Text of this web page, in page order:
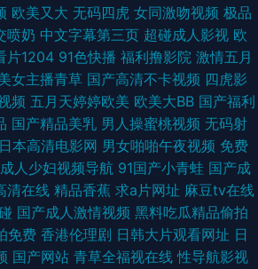
线思瑞影院 丝袜视频网站91 欧美成人性爱综合 国
女小视频 亚洲AV久久无码精品蜜桃 人人干人人操
精品免费一区二 成人韩国在线看A 在线免费成人
精品 狼人色大香蕉 国产后入 飘花电影网午夜在线
免费视频日本一区二区 日韩午夜电影 另类亚洲色
吃鸡rap小姐姐 69热网站链接 午夜无码影院 欧洲
欧美又大 无码四虎 女同激吻视频 极品
喷奶 中文字幕第三页 超碰成人影视 欧
片1204 91色快播 福利撸影院 激情五月
女主播青草 国产高清不卡视频 四虎影
频 五月天婷婷欧美 欧美大BB 国产福利
国产精品美乳 男人操蜜桃视频 无码射
日本高清电影网 男女啪啪午夜视频 免费
成人少妇视频导航 91国产小青蛙 国产成
清在线 精品香蕉 求a片网址 麻豆tv在线
国产成人激情视频 黑料吃瓜精品偷拍
免费 香港伦理剧 日韩大片观看网址 日
国产网站 青草全福视在线 性导航影视